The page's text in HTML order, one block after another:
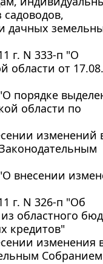
дачных
г. N 333-п "О
области от
порядке
области по
изменений
внесении
г. N 326-п "Об
областного
кредитов"
изменения
Собранием